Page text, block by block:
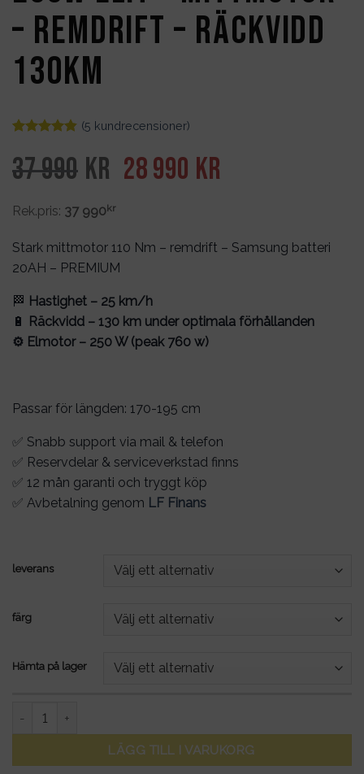
– remdrift – räckvidd
130km
4.8av 5
baserat på
(5 kundrecensioner)
37 990 kr Det
var:
37
990kr.
28 990 kr
är:
990kr.
Rek.pris: 37 990kr
Stark mittmotor 110 Nm – remdrift – Samsung batteri
20AH – PREMIUM
🏁 Hastighet – 25 km/h
🔋 Räckvidd – 130 km under optimala förhållanden
⚙️ Elmotor – 250 W (peak 760 w)
Passar för längden: 170-195 cm
✅ Snabb support via mail & telefon
✅ Reservdelar & serviceverkstad finns
✅ 12 mån garanti och tryggt köp
✅ Avbetalning genom LF Finans
leverans
färg
Hämta på lager
Elcykel DOUCHEBIKE 250W ELIT - mittmotor - remdrift -
LÄGG TILL I VARUKORG